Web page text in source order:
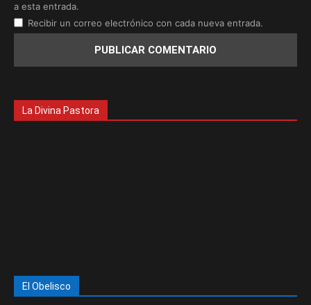
a esta entrada.
Recibir un correo electrónico con cada nueva entrada.
La Divina Pastora
El Obelisco